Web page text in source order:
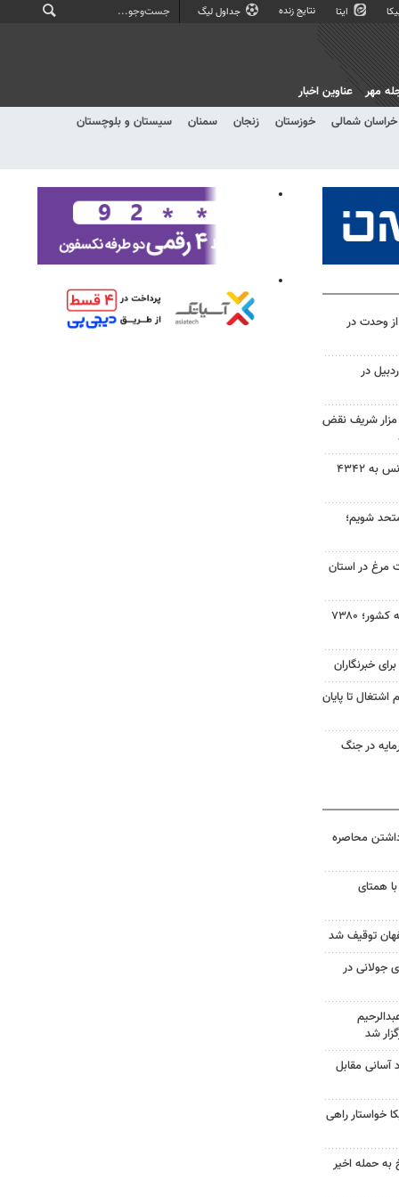
ایتا نتایج زنده جداول لیگ
خراسان شمالی خوزستان زنجان سمنان
سیستان و بلوچستان
مهر عناوین اخبار
وحدت در
در
مزار شریف نقض
جهش ۱۰۰ دلاری قیمت طلا؛ اونس به ۴۳۴۲
متحد شویم؛
مرغ در استان
بازگشت ۴۶۰ هزار زائر اربعین به کشور؛ ۷۳۸۰
خبرنگاران
۳۰ هزار وام اشتغال تا پایان
در جنگ
محاصره
همتای
جولانی در
شد
آسانی مقابل
خواستار راهی
به حمله اخیر